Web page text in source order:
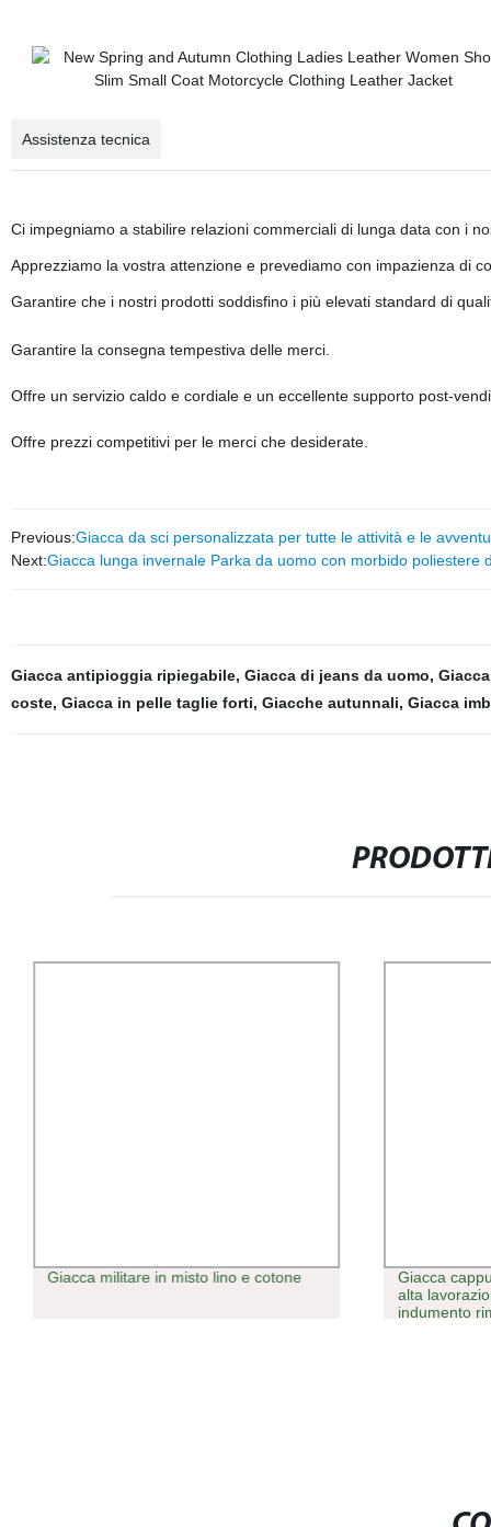
Assistenza tecnica
Ci impegniamo a stabilire relazioni commerciali di lunga data con i
Apprezziamo la vostra attenzione e prevediamo con impazienza di
Garantire che i nostri prodotti soddisfino i più elevati standard di
Garantire la consegna tempestiva delle merci.
Offre un servizio caldo e cordiale e un eccellente supporto post-
Offre prezzi competitivi per le merci che desiderate.
Previous:Giacca da sci personalizzata per tutte le attività e le
Next:Giacca lunga invernale Parka da uomo con morbido poliestere
Giacca antipioggia ripiegabile, Giacca di jeans da uomo,
coste, Giacca in pelle taglie forti, Giacche autunnali, Giacca
Giacca militare in misto lino e cotone
Giacca
alta
indumento